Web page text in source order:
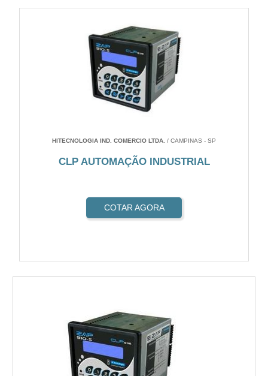
HITECNOLOGIA IND. COMERCIO LTDA. / CAMPINAS - SP
CLP AUTOMAÇÃO INDUSTRIAL
COTAR AGORA